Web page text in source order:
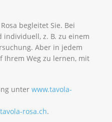
begleitet Sie. Bei
z. B. zu einem
Aber in jedem
Ihrem Weg zu lernen, mit
unter www.tavola-
rosa.ch.